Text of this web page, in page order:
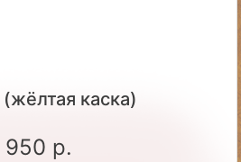
каска)
950 р.